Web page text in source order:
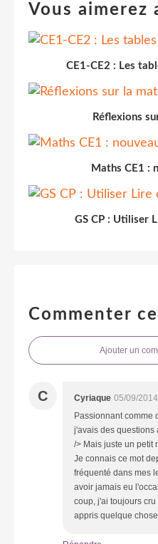
Vous aimerez
CE1-CE2 : Les
Réflexions
Maths CE1 :
GS CP : Utiliser
Commenter
Ajouter un
C Cyriaque 05/09/
Passionnant comme
j'avais des questions
/> Mais juste un petit
Je connais ce mot
fréquenté dans mes
avoir jamais eu
coup, j'ai toujours
appris quelque